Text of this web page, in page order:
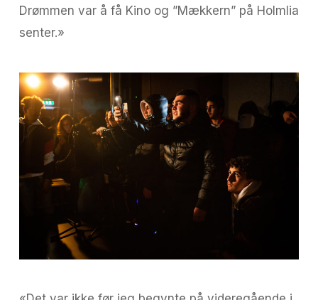
Drømmen var å få Kino og ”Mækkern” på Holmlia
senter.»